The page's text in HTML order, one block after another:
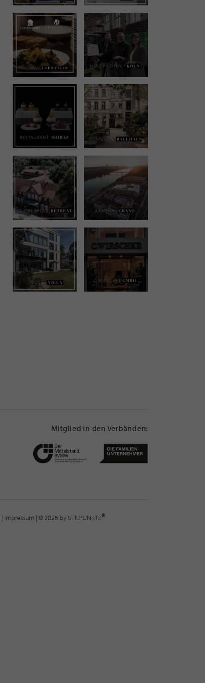
Mitglied in den Verbänden:
| Impressum | © 2026 by STILPUNKTE®